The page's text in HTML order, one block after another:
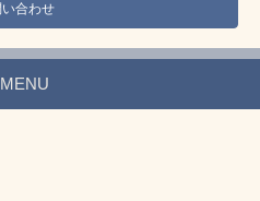
い合わせ
MENU